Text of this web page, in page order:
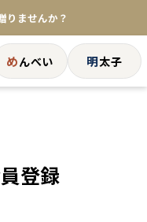
りませんか？
が登場★
トイン！めんべい
めんべい 明太子
登録